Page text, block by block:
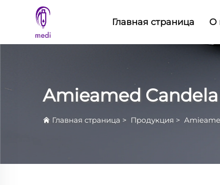
Главная страница О
Amieamed
Главная страница > Продукция >